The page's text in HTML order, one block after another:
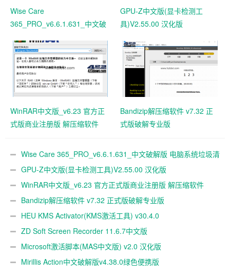
Wise Care
365_PRO_v6.6.1.631_中文破
GPU-Z中文版(显卡检测工
具)V2.55.00 汉化版
WinRAR中文版_v6.23 官方正
式版商业注册版 解压缩软件
Bandizip解压缩软件 v7.32 正
式版破解专业版
Wise Care 365_PRO_v6.6.1.631_中文破解版 电脑系统垃圾清
理软件GPU-Z中文版(显卡检测工具)V2.55.00 汉化版
WinRAR中文版_v6.23 官方正式版商业注册版 解压缩软件
Bandizip解压缩软件 v7.32 正式版破解专业版
HEU KMS Activator(KMS激活工具) v30.4.0
ZD Soft Screen Recorder 11.6.7中文版
Microsoft激活脚本(MAS中文版) v2.0 汉化版
Mirillis Action中文破解版v4.38.0绿色便携版